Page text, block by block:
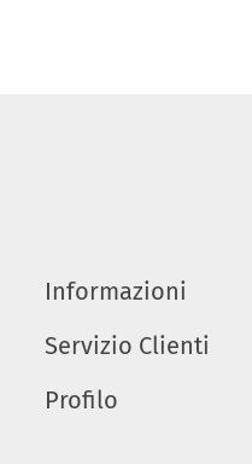
Informazioni
Servizio Clienti
Profilo